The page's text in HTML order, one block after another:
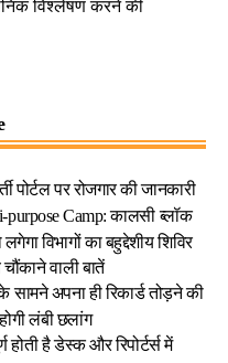
विश्लेषण करने की
पोर्टल पर रोजगार की जानकारी
Camp: कालसी ब्लॉक
विभागों का बहुद्देशीय शिविर
वाली बातें
सामने अपना ही रिकार्ड तोड़ने की
लंबी छलांग
होती है डेस्क और रिपोर्टर्स में